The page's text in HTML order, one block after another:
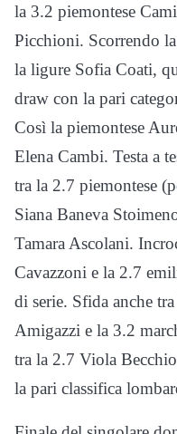
la 3.2 piemontese
Picchioni. Scorrendo
la ligure Sofia Coati,
draw con la pari
Così la piemontese
Elena Cambi. Testa a
tra la 2.7 piemontese
Siana Baneva
Tamara Ascolani.
Cavazzoni e la 2.7
di serie. Sfida anche
Amigazzi e la 3.2
tra la 2.7 Viola
la pari classifica